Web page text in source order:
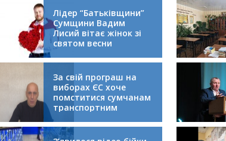
Лідер “Батьківщини”
Сумщини Вадим
Лисий вітає жінок зі
святом весни
За свій програш на
виборах ЄС хоче
помститися сумчанам
транспортним
колапсом